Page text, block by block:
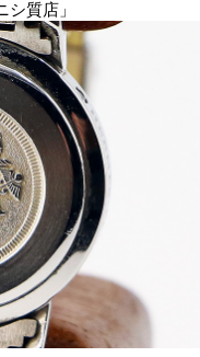
質店」